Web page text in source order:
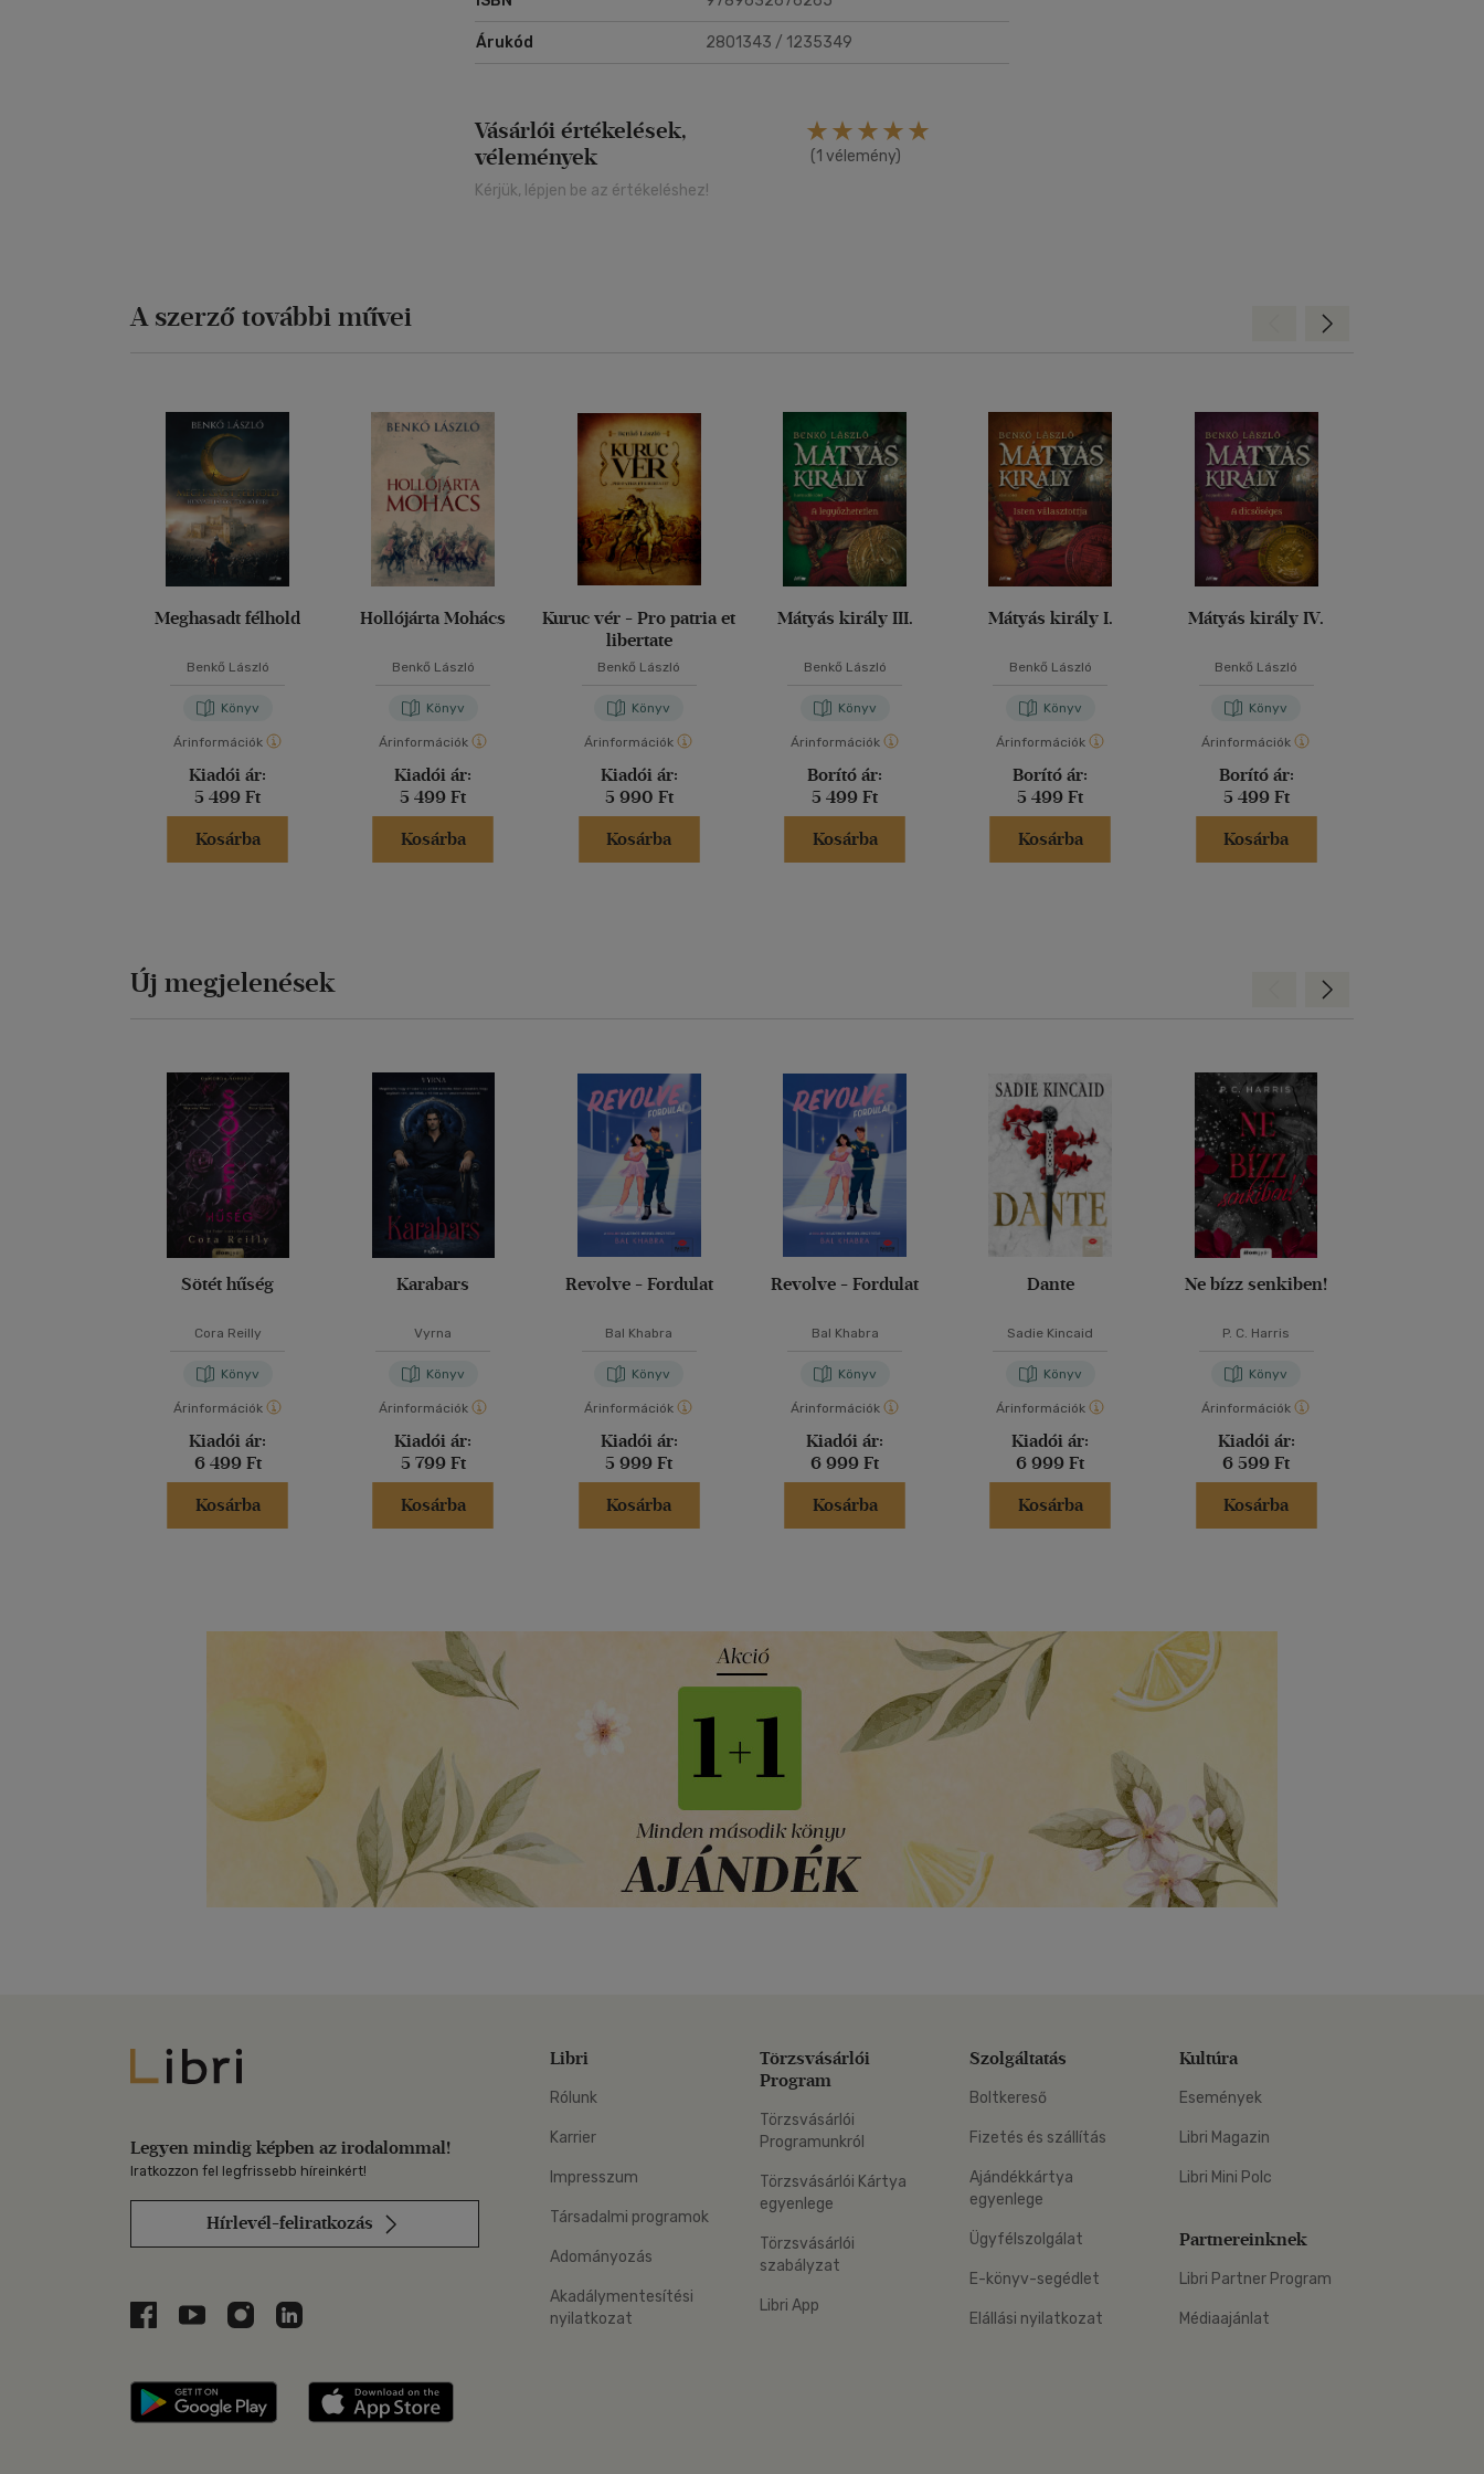
Árukód 2801343 / 1235349
Vásárlói értékelések,
vélemények
(1 vélemény)
Kérjük, lépjen be az értékeléshez!
A szerző további művei
Meghasadt félhold
Benkő László
Könyv
Árinformációk
Kiadói ár:
5 499 Ft
Kosárba
Hollójárta Mohács
Benkő László
Könyv
Árinformációk
Kiadói ár:
5 499 Ft
Kosárba
Kuruc vér - Pro patria et
libertate
Benkő László
Könyv
Árinformációk
Kiadói ár:
5 990 Ft
Kosárba
Mátyás király III.
Benkő László
Könyv
Árinformációk
Borító ár:
5 499 Ft
Kosárba
Mátyás király I.
Benkő László
Könyv
Árinformációk
Borító ár:
5 499 Ft
Kosárba
Mátyás király IV.
Benkő László
Könyv
Árinformációk
Borító ár:
5 499 Ft
Kosárba
Előre
Új megjelenések
Sötét hűség
Cora Reilly
Könyv
Árinformációk
Kiadói ár:
6 499 Ft
Kosárba
Karabars
Vyrna
Könyv
Árinformációk
Kiadói ár:
5 799 Ft
Kosárba
Revolve - Fordulat
Bal Khabra
Könyv
Árinformációk
Kiadói ár:
5 999 Ft
Kosárba
Revolve - Fordulat
Bal Khabra
Könyv
Árinformációk
Kiadói ár:
6 999 Ft
Kosárba
Dante
Sadie Kincaid
Könyv
Árinformációk
Kiadói ár:
6 999 Ft
Kosárba
Ne bízz senkiben!
P. C. Harris
Könyv
Árinformációk
Kiadói ár:
6 599 Ft
Kosárba
Előre
Libri
Legyen mindig képben az irodalommal!
Iratkozzon fel legfrissebb híreinkért!
Hírlevél-feliratkozás
Libri a Facebookon
Libri a Youtube-on
Libri az Instagramon
Libri a LinkedInen
Libri applikáció Szerezd meg: Google Play
Libri
Rólunk
Karrier
Impresszum
Társadalmi programok
Adományozás
Akadálymentesítési
nyilatkozat
Törzsvásárlói
Program
Törzsvásárlói
Programunkról
Törzsvásárlói Kártya
egyenlege
Törzsvásárlói
szabályzat
Libri App
Szolgáltatás
Boltkereső
Fizetés és szállítás
Ajándékkártya
egyenlege
Ügyfélszolgálat
E-könyv-segédlet
Elállási nyilatkozat
Kultúra
Események
Libri Magazin
Libri Mini Polc
Partnereinknek
Libri Partner Program
Médiaajánlat